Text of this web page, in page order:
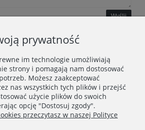
Wyślij
prywatność
im technologie umożliwiają
strony i pomagają nam dostosować
Możesz zaakceptować
nas wszystkich tych plików i przejść
użycie plików do swoich
opcję "Dostosuj zgody".
przeczytasz w naszej Polityce